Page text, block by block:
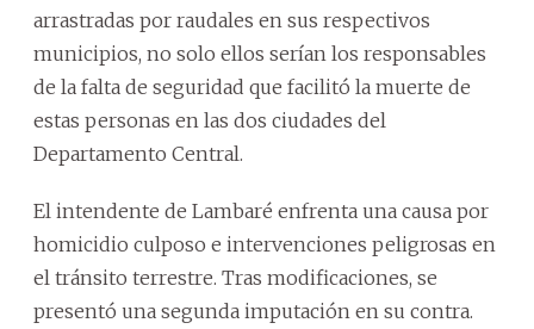
arrastradas por raudales en sus respectivos
municipios, no solo ellos serían los responsables
de la falta de seguridad que facilitó la muerte de
estas personas en las dos ciudades del
Departamento Central.
El intendente de Lambaré enfrenta una causa por
homicidio culposo e intervenciones peligrosas en
el tránsito terrestre. Tras modificaciones, se
presentó una segunda imputación en su contra.